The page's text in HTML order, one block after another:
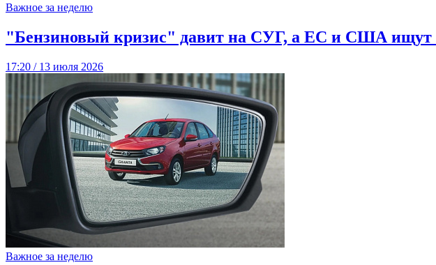
Важное за неделю
"Бензиновый кризис" давит на СУГ, а ЕС и США ищут
17:20 / 13 июля 2026
Важное за неделю